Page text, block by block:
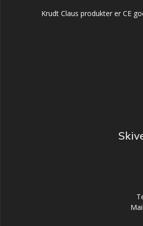
Krudt Claus produkter er CE